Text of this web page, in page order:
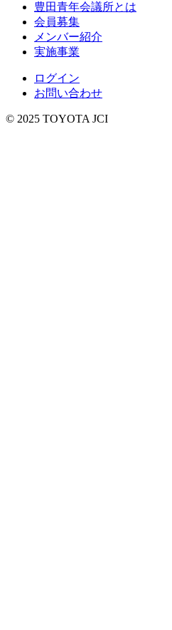
豊田青年会議所とは
会員募集
メンバー紹介
実施事業
ログイン
お問い合わせ
© 2025 TOYOTA JCI